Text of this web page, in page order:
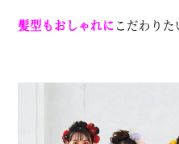
髪型もおしゃれにこだわりた